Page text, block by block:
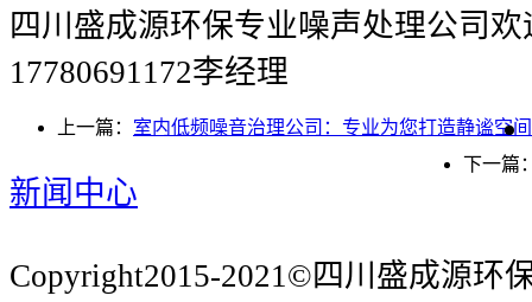
四川盛成源环保专业噪声处理公司
17780691172李经理
上一篇： 室内低频噪音治理公司：专业为您打造静谧空间
下一篇
新闻中心
Copyright2015-2021©四川盛成源环